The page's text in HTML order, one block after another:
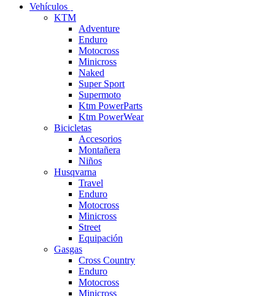
Vehículos
KTM
Adventure
Enduro
Motocross
Minicross
Naked
Super Sport
Supermoto
Ktm PowerParts
Ktm PowerWear
Bicicletas
Accesorios
Montañera
Niños
Husqvarna
Travel
Enduro
Motocross
Minicross
Street
Equipación
Gasgas
Cross Country
Enduro
Motocross
Minicross